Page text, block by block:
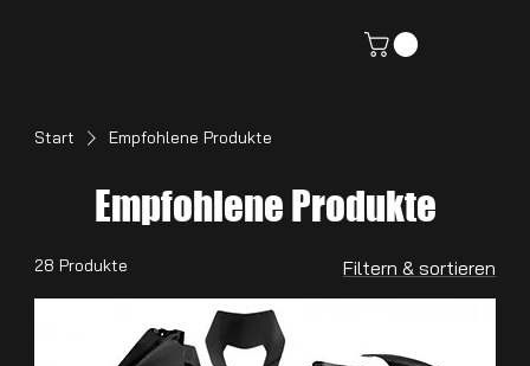
Start Empfohlene Produkte
Empfohlene Produkte
28 Produkte Filtern & sortieren